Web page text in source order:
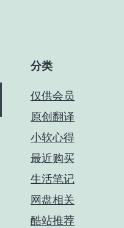
分类
仅供会员
原创翻译
小软心得
最近购买
生活笔记
网盘相关
酷站推荐